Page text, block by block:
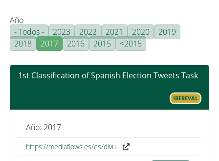
Año
- Todos -
2023 2022 2021 2020
2019
2018
2017 2016 2015 <2015
1st Classification of Spanish Election Tweets Task
IBEREVAL
Año: 2017
https://mediaflows.es/es/divu…